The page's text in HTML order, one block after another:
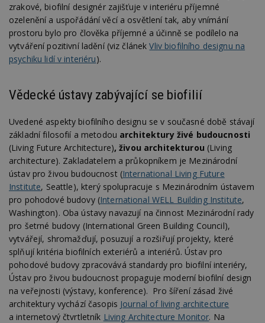
zrakové, biofilní designér zajišťuje v interiéru příjemné
ozelenění a uspořádání věcí a osvětlení tak, aby vnímání
prostoru bylo pro člověka příjemné a účinně se podílelo na
vytváření pozitivní ladění (viz článekVliv biofilního designu na
psychiku lidí v interiéru).
Vědecké ústavy zabývající se biofilií
Uvedené aspekty biofilního designu se v současné době stávají
základní filosofií a metodou architektury živé budoucnosti
(Living Future Architecture), živou architekturou (Living
architecture). Zakladatelem a průkopníkem je Mezinárodní
ústav pro živou budoucnost (International Living Future
Institute, Seattle), který spolupracuje s Mezinárodním ústavem
pro pohodové budovy (International WELL Building Institute,
Washington). Oba ústavy navazují na činnost Mezinárodní rady
pro šetrné budovy (International Green Building Council),
vytvářejí, shromažďují, posuzují a rozšiřují projekty, které
splňují kritéria biofilních exteriérů a interiérů. Ústav pro
pohodové budovy zpracovává standardy pro biofilní interiéry,
Ústav pro živou budoucnost propaguje moderní biofilní design
na veřejnosti (výstavy, konference). Pro šíření zásad živé
architektury vychází časopis Journal of living architecture
a internetový čtvrtletník Living Architecture Monitor. Na